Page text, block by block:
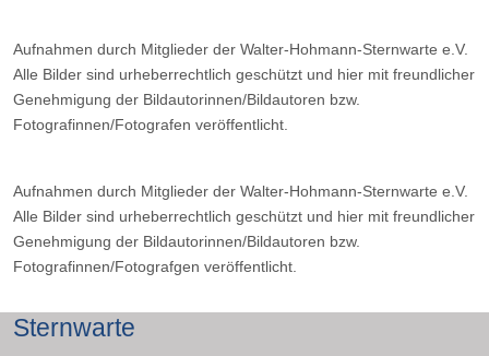
Aufnahmen durch Mitglieder der Walter-Hohmann-Sternwarte e.V.
Alle Bilder sind urheberrechtlich geschützt und hier mit freundlicher
Genehmigung der Bildautorinnen/Bildautoren bzw.
Fotografinnen/Fotografen veröffentlicht.
Aufnahmen durch Mitglieder der Walter-Hohmann-Sternwarte e.V.
Alle Bilder sind urheberrechtlich geschützt und hier mit freundlicher
Genehmigung der Bildautorinnen/Bildautoren bzw.
Fotografinnen/Fotografgen veröffentlicht.
Sternwarte